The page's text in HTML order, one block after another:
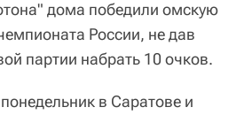
дома победили омскую
России, не дав
партии набрать 10 очков.
в Саратове и